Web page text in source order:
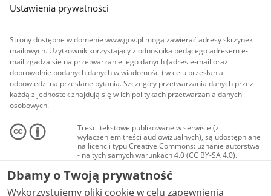
Ustawienia prywatności
Strony dostępne w domenie www.gov.pl mogą zawierać adresy skrzynek
mailowych. Użytkownik korzystający z odnośnika będącego adresem e-
mail zgadza się na przetwarzanie jego danych (adres e-mail oraz
dobrowolnie podanych danych w wiadomości) w celu przesłania
odpowiedzi na przesłane pytania. Szczegóły przetwarzania danych przez
każdą z jednostek znajdują się w ich politykach przetwarzania danych
osobowych.
Treści tekstowe publikowane w serwisie (z
wyłączeniem treści audiowizualnych), są udostępniane
na licencji typu Creative Commons: uznanie autorstwa
- na tych samych warunkach 4.0 (CC BY-SA 4.0).
Materiały audiowizualne, w tym zdjęcia, materiały
audio i wideo, są udostępniane na licencji typu
Creative Commons: uznanie autorstwa użycie
niekomercyjne - bez utworów zależnych 4.0 (CC BY-
Dbamy o Twoją prywatność
Wykorzystujemy pliki cookie w celu zapewnienia